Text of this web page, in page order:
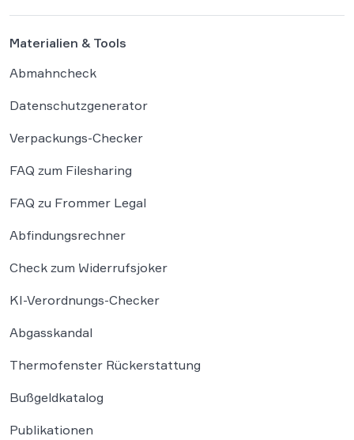
Materialien & Tools
Abmahncheck
Datenschutzgenerator
Verpackungs-Checker
FAQ zum Filesharing
FAQ zu Frommer Legal
Abfindungsrechner
Check zum Widerrufsjoker
KI-Verordnungs-Checker
Abgasskandal
Thermofenster Rückerstattung
Bußgeldkatalog
Publikationen